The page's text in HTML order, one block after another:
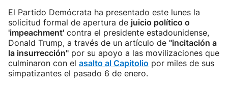
El Partido Demócrata ha presentado este lunes la
solicitud formal de apertura de juicio político o
'impeachment' contra el presidente estadounidense,
Donald Trump, a través de un artículo de "incitación a
la insurrección" por su apoyo a las movilizaciones que
culminaron con el asalto al Capitolio por miles de sus
simpatizantes el pasado 6 de enero.